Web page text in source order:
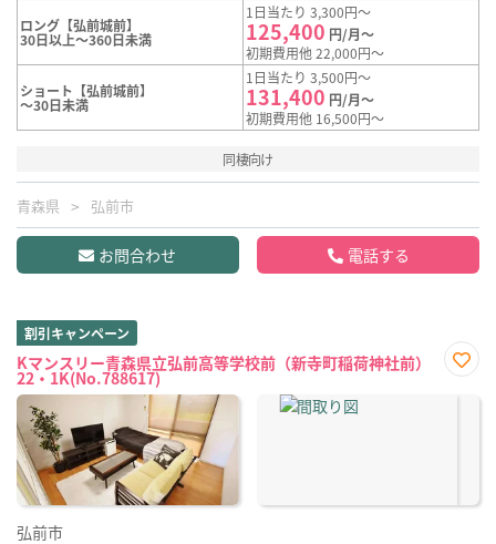
ロング【弘前城前】
30日以上～360日未満
1日当たり 3,300円～
125,400 円/月～
初期費用他 22,000円～
ショート【弘前城前】
～30日未満
1日当たり 3,500円～
131,400 円/月～
初期費用他 16,500円～
同棲向け
青森県 弘前市
お問合わせ 電話する
割引キャンペーン
Kマンスリー青森県立弘前高等学校前（新寺町稲荷神社前）
22・1K(No.788617)
に入
弘前市